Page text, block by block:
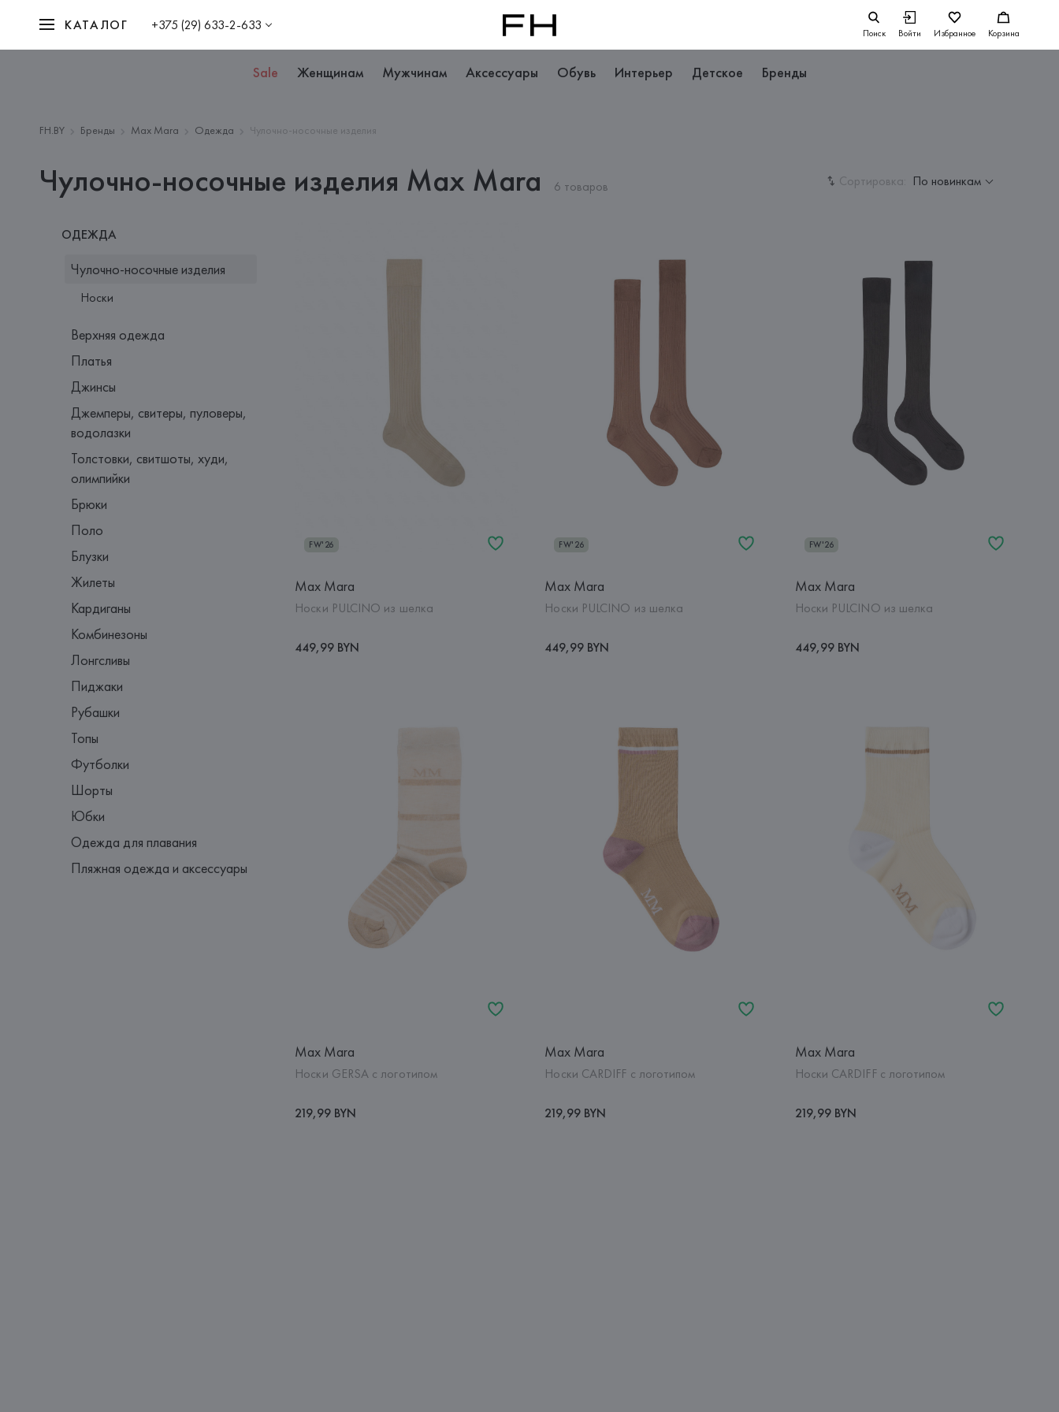
КАТАЛОГ +375 (29) 633-2-633 Поиск Войти Избранное Корзина
Sale Женщинам Мужчинам Аксессуары Обувь Интерьер Детское Бренды
FH.BY Бренды Max Mara Одежда Чулочно-носочные изделия
Чулочно-носочные изделия Max Mara 6 товаров Сортировка: По новинкам
ОДЕЖДА
Чулочно-носочные изделия
Носки
Верхняя одежда
Платья
Джинсы
Джемперы, свитеры, пуловеры,
водолазки
Толстовки, свитшоты, худи,
олимпийки
Брюки
Поло
Блузки
Жилеты
Кардиганы
Комбинезоны
Лонгсливы
Пиджаки
Рубашки
Топы
Футболки
Шорты
Юбки
Одежда для плавания
Пляжная одежда и аксессуары
FW'26
Max Mara
Носки PULCINO из шелка
449,99 BYN
FW'26
Max Mara
Носки PULCINO из шелка
449,99 BYN
FW'26
Max Mara
Носки PULCINO из шелка
449,99 BYN
Max Mara
Носки GERSA с логотипом
219,99 BYN
Max Mara
Носки CARDIFF с логотипом
219,99 BYN
Max Mara
Носки CARDIFF с логотипом
219,99 BYN